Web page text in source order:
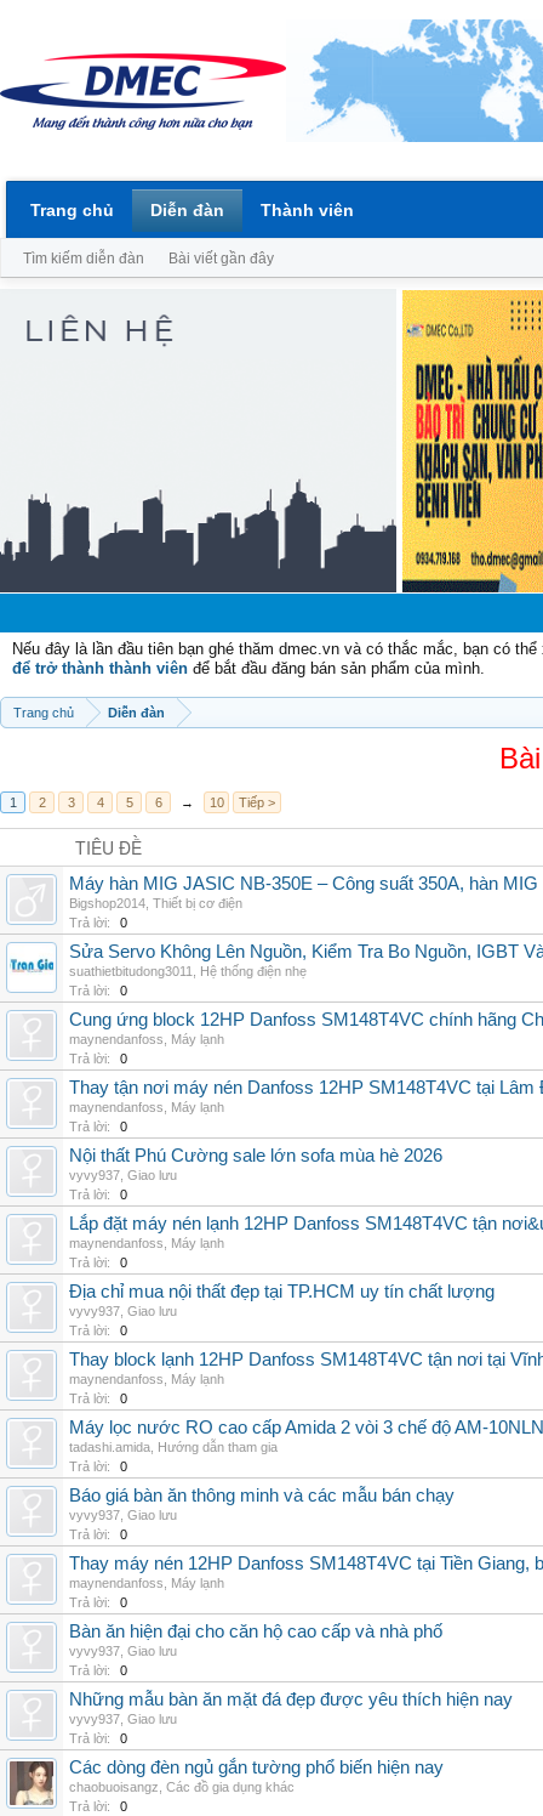
Nếu đây là lần đầu tiên bạn ghé thăm dmec.vn và có thắc mắc, bạn có
để trở thành thành viên để bắt đầu đăng bán sản phẩm của mình.
Trang chủ Diễn đàn
1 2 3 4 5 6 → 10 Tiếp >
TIÊU ĐỀ
Máy hàn MIG JASIC NB-350E – Công suất 350A, hàn
Bigshop2014 Thiết bị cơ điện
Trả lời:
0
Sửa Servo Không Lên Nguồn, Kiểm Tra Bo Nguồn, IGBT
suathietbitudong3011
Hệ thống điện nhẹ
Trả lời:
0
Cung ứng block 12HP Danfoss SM148T4VC chính hãng
maynendanfoss
Máy lạnh
Trả lời:
0
Thay tận nơi máy nén Danfoss 12HP SM148T4VC tại
maynendanfoss
Máy lạnh
Trả lời:
0
Nội thất Phú Cường sale lớn sofa mùa hè 2026
vyvy937 Giao lưu
Trả lời:
0
Lắp đặt máy nén lạnh 12HP Danfoss SM148T4VC tận
maynendanfoss
Máy lạnh
Trả lời:
0
Địa chỉ mua nội thất đẹp tại TP.HCM uy tín chất lượng
vyvy937 Giao lưu
Trả lời:
0
Thay block lạnh 12HP Danfoss SM148T4VC tận nơi tại
maynendanfoss
Máy lạnh
Trả lời:
0
Máy lọc nước RO cao cấp Amida 2 vòi 3 chế độ AM-
tadashi.amida Hướng dẫn tham gia
Trả lời:
0
Báo giá bàn ăn thông minh và các mẫu bán chạy
vyvy937 Giao lưu
Trả lời:
0
Thay máy nén 12HP Danfoss SM148T4VC tại Tiền Giang,
maynendanfoss
Máy lạnh
Trả lời:
0
Bàn ăn hiện đại cho căn hộ cao cấp và nhà phố
vyvy937 Giao lưu
Trả lời:
0
Những mẫu bàn ăn mặt đá đẹp được yêu thích hiện nay
vyvy937 Giao lưu
Trả lời:
0
Các dòng đèn ngủ gắn tường phổ biến hiện nay
chaobuoisangz Các đồ gia dụng khác
Trả lời:
0
Trang chủ Diễn đàn
Tìm kiếm diễn đàn Bài viết gần đây
Thành viên